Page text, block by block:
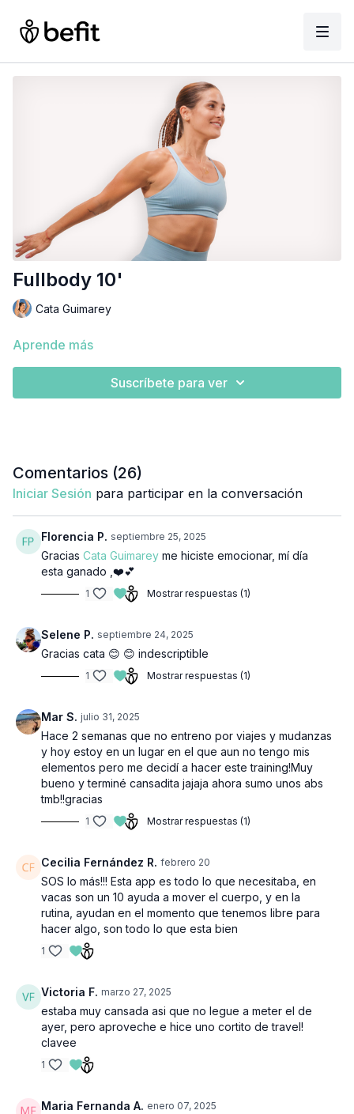
Fullbody 10'
Cata Guimarey
Aprende más
Suscríbete para ver
Comentarios (26)
Iniciar Sesión para participar en la conversación
Florencia P. septiembre 25, 2025
Gracias Cata Guimarey me hiciste emocionar, mí día
esta ganado ,❤️💕
1 Mostrar respuestas (1)
Selene P. septiembre 24, 2025
Gracias cata 😊 😊 indescriptible
1 Mostrar respuestas (1)
Mar S. julio 31, 2025
Hace 2 semanas que no entreno por viajes y mudanzas
y hoy estoy en un lugar en el que aun no tengo mis
elementos pero me decidí a hacer este training!Muy
bueno y terminé cansadita jajaja ahora sumo unos abs
tmb!!gracias
1 Mostrar respuestas (1)
Cecilia Fernández R. febrero 20
SOS lo más!!! Esta app es todo lo que necesitaba, en
vacas son un 10 ayuda a mover el cuerpo, y en la
rutina, ayudan en el momento que tenemos libre para
hacer algo, son todo lo que esta bien
1
Victoria F. marzo 27, 2025
estaba muy cansada asi que no legue a meter el de
ayer, pero aproveche e hice uno cortito de travel!
clavee
1
Maria Fernanda A. enero 07, 2025